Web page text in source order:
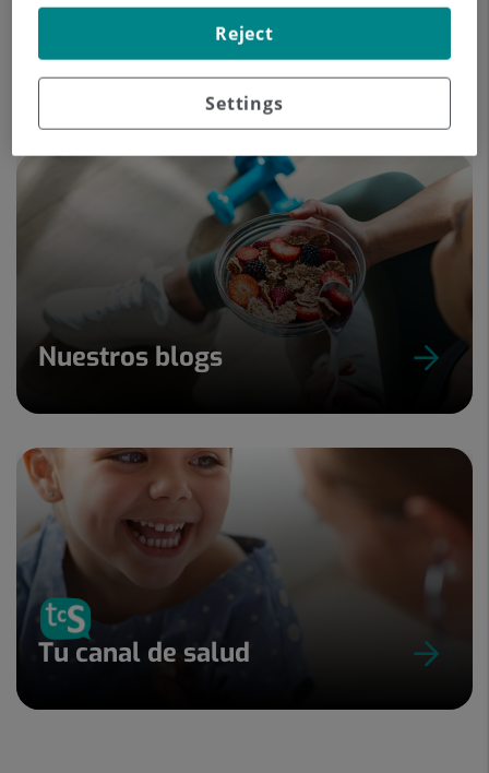
atención al seguimiento a largo plazo. Este abordaje permite
garantizar el adecuado desarrollo del paciente y prevenir
posibles complicaciones en la edad adulta.
Nuestros blogs
Tu canal de salud
Settings
Reject